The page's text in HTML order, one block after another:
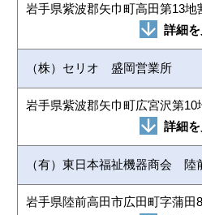
岩手県紫波郡矢巾町高田第13地
詳細
（株）セリオ 盛岡営業所
岩手県紫波郡矢巾町広宮沢第10
詳細
（有）東日本福祉機器商会 陸
岩手県陸前高田市広田町字蒲田